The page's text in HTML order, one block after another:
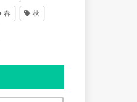
春 秋